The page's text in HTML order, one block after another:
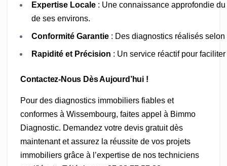
Expertise Locale : Une connaissance approfondie
de ses environs.
Conformité Garantie : Des diagnostics réalisés
Rapidité et Précision : Un service réactif pour
Contactez-Nous Dès Aujourd’hui !
Pour des diagnostics immobiliers fiables et
conformes à Wissembourg, faites appel à Bimmo
Diagnostic. Demandez votre devis gratuit dès
maintenant et assurez la réussite de vos projets
immobiliers grâce à l’expertise de nos techniciens